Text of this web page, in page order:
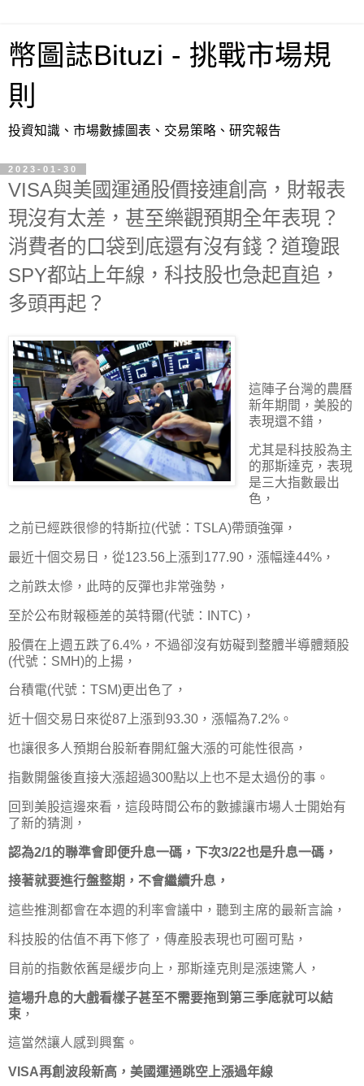
幣圖誌Bituzi - 挑戰市場規
則
投資知識、市場數據圖表、交易策略、研究報告
2023-01-30
VISA與美國運通股價接連創高，財報表
現沒有太差，甚至樂觀預期全年表現？
消費者的口袋到底還有沒有錢？道瓊跟
SPY都站上年線，科技股也急起直追，
多頭再起？
這陣子台灣的農曆
新年期間，美股的
表現還不錯，
尤其是科技股為主
的那斯達克，表現
是三大指數最出
色，
之前已經跌很慘的特斯拉(代號：TSLA)帶頭強彈，
最近十個交易日，從123.56上漲到177.90，漲幅達44%，
之前跌太慘，此時的反彈也非常強勢，
至於公布財報極差的英特爾(代號：INTC)，
股價在上週五跌了6.4%，不過卻沒有妨礙到整體半導體類股
(代號：SMH)的上揚，
台積電(代號：TSM)更出色了，
近十個交易日來從87上漲到93.30，漲幅為7.2%。
也讓很多人預期台股新春開紅盤大漲的可能性很高，
指數開盤後直接大漲超過300點以上也不是太過份的事。
回到美股這邊來看，這段時間公布的數據讓市場人士開始有
了新的猜測，
認為2/1的聯準會即便升息一碼，下次3/22也是升息一碼，
接著就要進行盤整期，不會繼續升息，
這些推測都會在本週的利率會議中，聽到主席的最新言論，
科技股的估值不再下修了，傳產股表現也可圈可點，
目前的指數依舊是緩步向上，那斯達克則是漲速驚人，
這場升息的大戲看樣子甚至不需要拖到第三季底就可以結
束 ，
這當然讓人感到興奮。
VISA再創波段新高，美國運通跳空上漲過年線